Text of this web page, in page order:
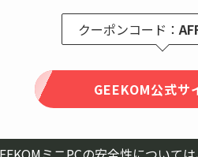
クーポンコード：
GEEKOM公式サ